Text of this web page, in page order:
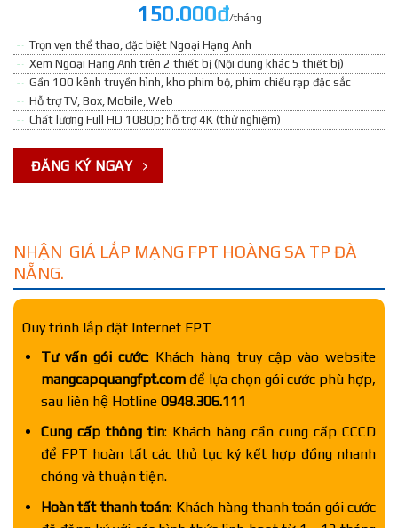
150.000đ/tháng
Trọn vẹn thể thao, đặc biệt Ngoại Hạng Anh
Xem Ngoại Hạng Anh trên 2 thiết bị (Nội dung khác 5 thiết bị)
Gần 100 kênh truyền hình, kho phim bộ, phim chiếu rạp đặc sắc
Hỗ trợ TV, Box, Mobile, Web
Chất lượng Full HD 1080p; hỗ trợ 4K (thử nghiệm)
ĐĂNG KÝ NGAY
NHẬN GIÁ LẮP MẠNG FPT HOÀNG SA TP ĐÀ
NẴNG.
Quy trình lắp đặt Internet FPT
Tư vấn gói cước: Khách hàng truy cập vào website
mangcapquangfpt.comđể lựa chọn gói cước phù hợp,
sau liên hệ Hotline 0948.306.111
Cung cấp thông tin: Khách hàng cần cung cấp CCCD
để FPT hoàn tất các thủ tục ký kết hợp đồng nhanh
chóng và thuận tiện.
Hoàn tất thanh toán: Khách hàng thanh toán gói cước